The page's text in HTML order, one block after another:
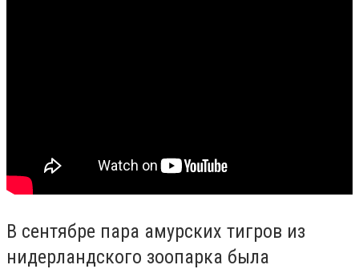
В сентябре пара амурских тигров из
нидерландского зоопарка была